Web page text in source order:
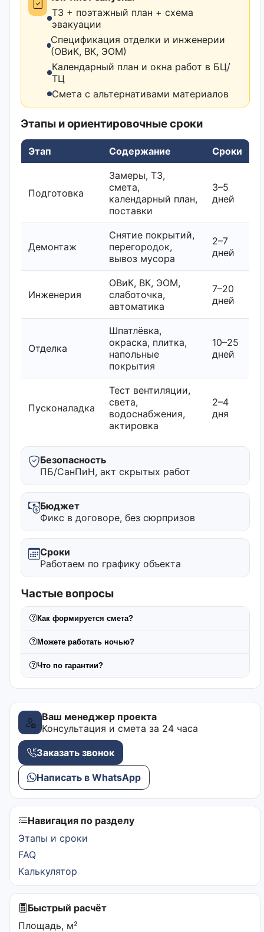
ТЗ + поэтажный план + схема
эвакуации
Спецификация отделки и инженерии
(ОВиК, ВК, ЭОМ)
Календарный план и окна работ в БЦ/
ТЦ
Смета с альтернативами материалов
Этапы и ориентировочные сроки
Этап Содержание Сроки
Подготовка
Замеры, ТЗ,
смета,
календарный план,
поставки
3–5
дней
Демонтаж
Снятие покрытий,
перегородок,
вывоз мусора
2–7
дней
Инженерия
ОВиК, ВК, ЭОМ,
слаботочка,
автоматика
7–20
дней
Отделка
Шпатлёвка,
окраска, плитка,
напольные
покрытия
10–25
дней
Пусконаладка
Тест вентиляции,
света,
водоснабжения,
актировка
2–4
дня
Безопасность
ПБ/СанПиН, акт скрытых работ
Бюджет
Фикс в договоре, без сюрпризов
Сроки
Работаем по графику объекта
Частые вопросы
Как формируется смета?
Можете работать ночью?
Что по гарантии?
Ваш менеджер проекта
Консультация и смета за 24 часа
Заказать звонок
Написать в WhatsApp
Навигация по разделу
Этапы и сроки
FAQ
Калькулятор
Быстрый расчёт
Площадь, м²